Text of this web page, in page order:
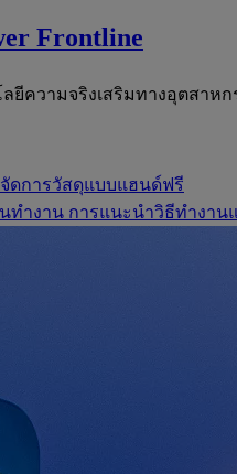
Frontline
ยีความจริงเสริมทางอุตสาหก
ดการวัสดุแบบแฮนด์ฟรี
ทำงาน การแนะนำวิธีทำงาน